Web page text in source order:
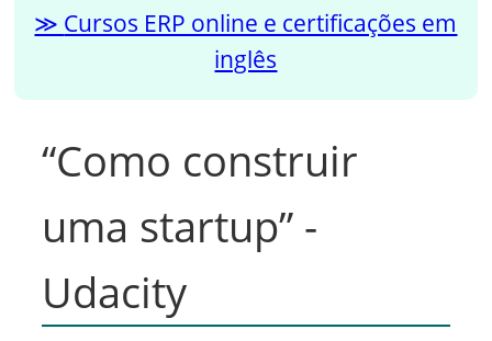
Cursos ERP online e certificações em
inglês
“Como construir
uma startup” -
Udacity